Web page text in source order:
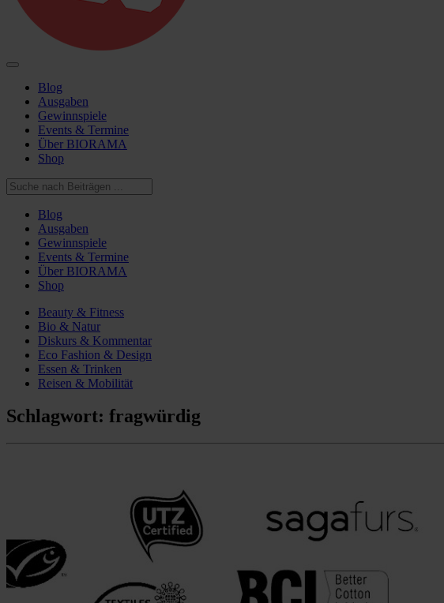
Blog
Ausgaben
Gewinnspiele
Events & Termine
Über BIORAMA
Shop
Blog
Ausgaben
Gewinnspiele
Events & Termine
Über BIORAMA
Shop
Beauty & Fitness
Bio & Natur
Diskurs & Kommentar
Eco Fashion & Design
Essen & Trinken
Reisen & Mobilität
Schlagwort: fragwürdig